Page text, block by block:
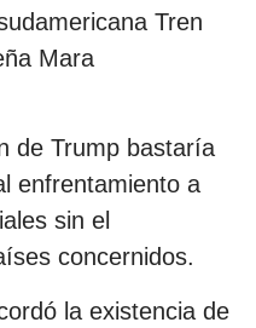
Tren
Mara
de Trump bastaría
enfrentamiento a
sin el
concernidos.
la existencia de